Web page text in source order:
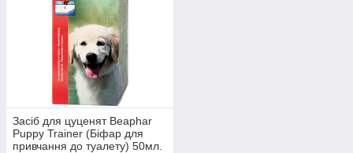
Засіб для цуценят Beaphar
Puppy Trainer (Біфар для
привчання до туалету) 50мл.